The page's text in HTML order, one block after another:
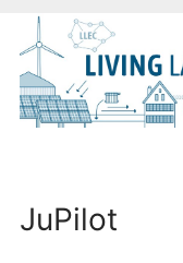
JuPilot